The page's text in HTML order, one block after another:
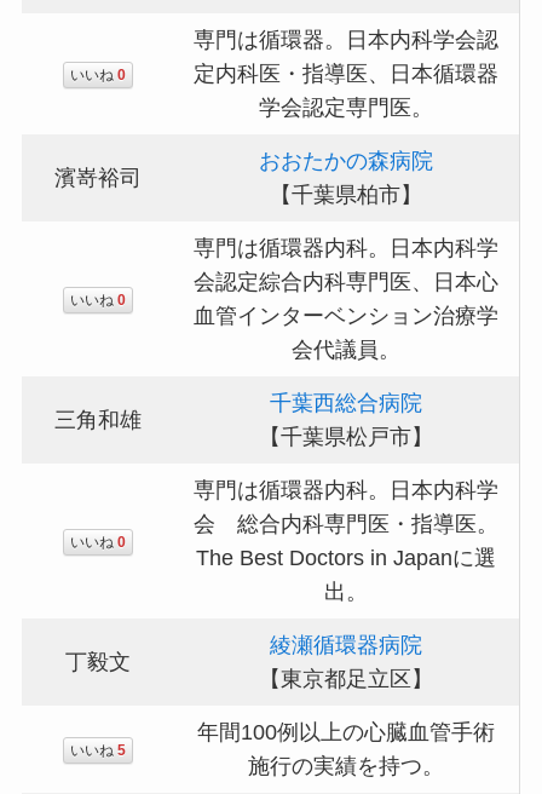
いいね 0
専門は循環器。日本内科学会認
定内科医・指導医、日本循環器
学会認定専門医。
濱嵜裕司
おおたかの森病院
【千葉県柏市】
いいね 0
専門は循環器内科。日本内科学
会認定綜合内科専門医、日本心
血管インターベンション治療学
会代議員。
三角和雄
千葉西総合病院
【千葉県松戸市】
いいね 0
専門は循環器内科。日本内科学
会 総合内科専門医・指導医。
The Best Doctors in Japanに選
出。
丁毅文
綾瀬循環器病院
【東京都足立区】
いいね 5
年間100例以上の心臓血管手術
施行の実績を持つ。